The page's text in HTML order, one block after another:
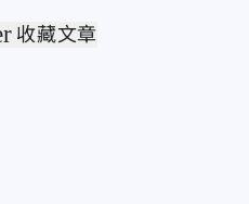
收藏文章